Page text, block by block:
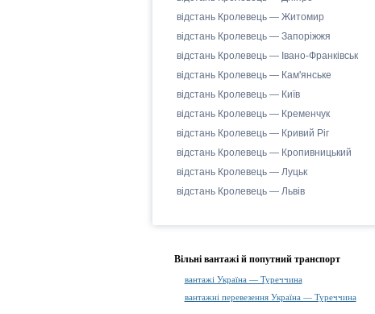
відстань Кролевець — Житомир
відстань Кролевець — Запоріжжя
відстань Кролевець — Івано-Франківськ
відстань Кролевець — Кам'янське
відстань Кролевець — Київ
відстань Кролевець — Кременчук
відстань Кролевець — Кривий Ріг
відстань Кролевець — Кропивницький
відстань Кролевець — Луцьк
відстань Кролевець — Львів
Вільні вантажі й попутний транспорт
вантажі Україна — Туреччина
вантажні перевезення Україна — Туреччина